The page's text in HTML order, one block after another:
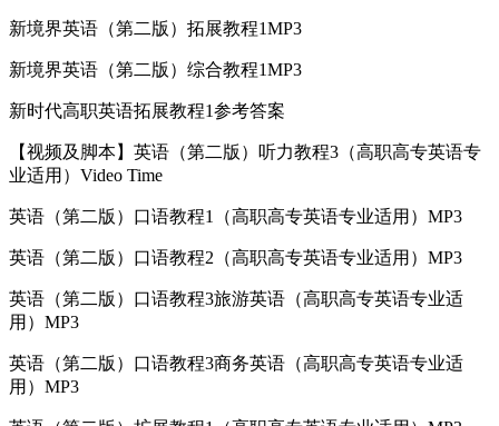
新境界英语（第二版）拓展教程1MP3
新境界英语（第二版）综合教程1MP3
新时代高职英语拓展教程1参考答案
【视频及脚本】英语（第二版）听力教程3（高职高专英语专
业适用）Video Time
英语（第二版）口语教程1（高职高专英语专业适用）MP3
英语（第二版）口语教程2（高职高专英语专业适用）MP3
英语（第二版）口语教程3旅游英语（高职高专英语专业适
用）MP3
英语（第二版）口语教程3商务英语（高职高专英语专业适
用）MP3